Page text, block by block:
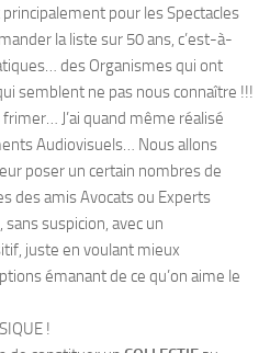
pour les Spectacles
la liste sur 50 ans, c’est-à-
des Organismes qui ont
semblent ne pas nous connaître !!!
J’ai quand même réalisé
Audiovisuels… Nous allons
poser un certain nombres de
des amis Avocats ou Experts
suspicion, avec un
juste en voulant mieux
émanant de ce qu’on aime le
!